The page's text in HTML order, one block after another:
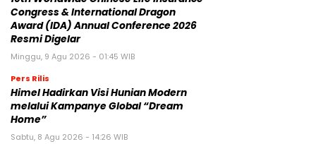
Congress & International Dragon
Award (IDA) Annual Conference 2026
Resmi Digelar
Minggu, 9 Agu 2026 - 01:45 WIB
Pers Rilis
Himel Hadirkan Visi Hunian Modern
melalui Kampanye Global “Dream
Home”
Sabtu, 8 Agu 2026 - 14:26 WIB